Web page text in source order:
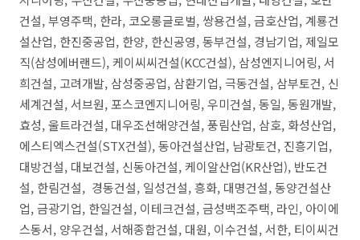
건설, 부영주택, 한라, 코오롱글로벌, 쌍용건설, 금호산업, 계룡건
설산업, 한진중공업, 한양, 한신공영, 동부건설, 경남기업, 제일모
직(삼성에버랜드), 케이씨씨건설(KCC건설), 삼성엔지니어링, 서
희건설, 고려개발, 삼성중공업, 삼환기업, 극동건설, 삼부토건, 신
세계건설, 서브원, 포스코엔지니어링, 우미건설, 동일, 동원개발,
효성, 울트라건설, 대우조선해양건설, 풍림산업, 삼호, 화성산업,
에스티엑스건설(STX건설), 동아건설산업, 남광토건, 진흥기업,
대방건설, 대보건설, 신동아건설, 케이알산업(KR산업), 반도건
설, 한림건설, 경동건설, 일성건설, 흥화, 대명건설, 동양건설산
업, 금광기업, 한일건설, 이테크건설, 금성백조주택, 라인, 아이에
스동서, 양우건설, 서해종합건설, 대원, 이수건설, 서한, 티이씨건